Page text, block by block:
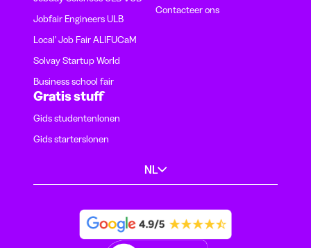
Jobfair Engineers ULB
Local' Job Fair ALIFUCaM
Solvay Startup World
Business school fair
Contacteer ons
Gratis stuff
Gids studentenlonen
Gids starterslonen
NL